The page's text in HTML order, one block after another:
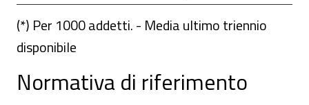
(*) Per 1000 addetti. - Media ultimo triennio
disponibile
Normativa di riferimento